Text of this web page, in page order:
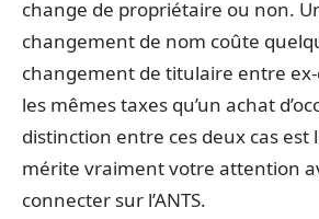
change de propriétaire ou non.
changement de nom coûte
changement de titulaire entre
les mêmes taxes qu’un achat
distinction entre ces deux cas est
mérite vraiment votre attention
connecter sur l’ANTS.